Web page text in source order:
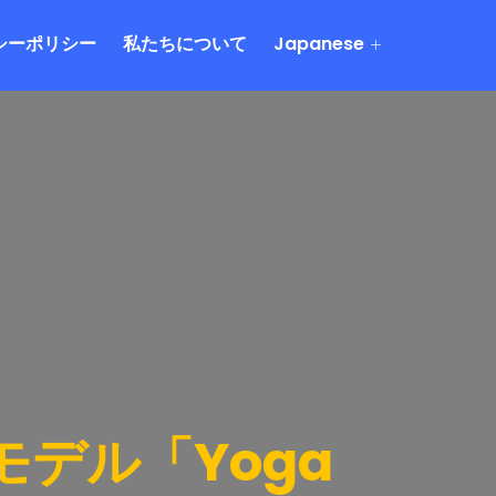
ーポリシー 私たちについて Japanese
デル「Yoga